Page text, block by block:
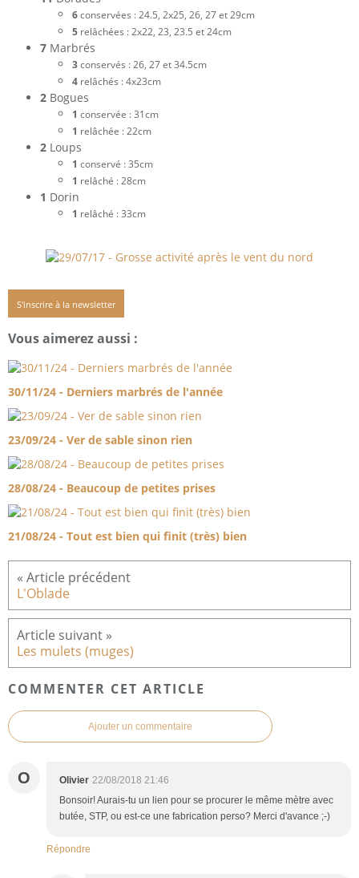
6conservées : 24.5, 2x25, 26, 27 et 29cm
5 relâchées : 2x22, 23, 23.5 et 24cm
7 Marbrés
3conservés : 26, 27 et 34.5cm
4 relâchés : 4x23cm
2 Bogues
1 conservée : 31cm
1 relâchée : 22cm
2 Loups
1 conservé : 35cm
1 relâché : 28cm
1 Dorin
1 relâché : 33cm
S'inscrire à la newsletter
Vous aimerez aussi :
30/11/24 - Derniers marbrés de l'année
23/09/24 - Ver de sable sinon rien
28/08/24 - Beaucoup de petites prises
21/08/24 - Tout est bien qui finit (très) bien
L'Oblade
Les mulets (muges)
COMMENTER CET ARTICLE
Ajouter un commentaire
O Olivier 22/08/2018 21:46
Bonsoir! Aurais-tu un lien pour se procurer le même mètre avec
butée, STP, ou est-ce une fabrication perso? Merci d'avance ;-)
Répondre